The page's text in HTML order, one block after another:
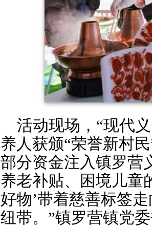
活动现场，“现代
养人获颁“荣誉新村
部分资金注入镇罗营
养老补贴、困境儿童
好物’带着慈善标签
纽带。”镇罗营镇党